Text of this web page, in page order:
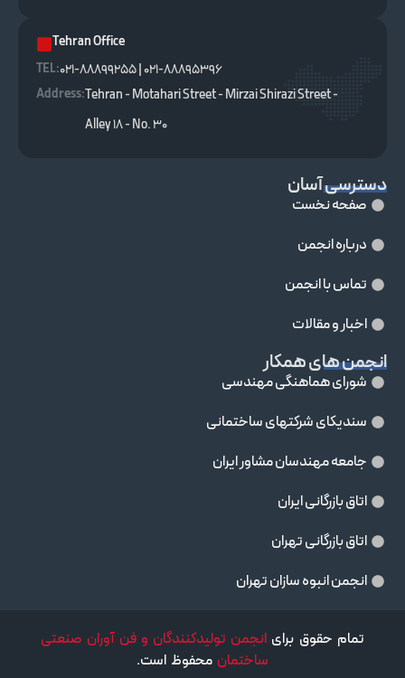
Tehran Office
TEL :
021-88895396 | 021-88899255
Address:Tehran - Motahari Street - Mirzai Shirazi Street -
Alley 18 - No. 30
دسترسی آسان
صفحه نخست
درباره انجمن
تماس با انجمن
اخبار و مقالات
انجمن های همکار
شورای هماهنگی مهندسی
سندیکای شرکتهای ساختمانی
جامعه مهندسان مشاور ايران
اتاق بازرگانی ایران
اتاق بازرگانی تهران
انجمن انبوه سازان تهران
تمام حقوق برای انجمن تولیدکنندگان و فن آوران صنعتی
ساختمان محفوظ است.